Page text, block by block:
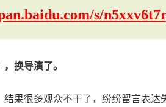
s/
换导演了。
果很多观众不干了，纷纷留言表达